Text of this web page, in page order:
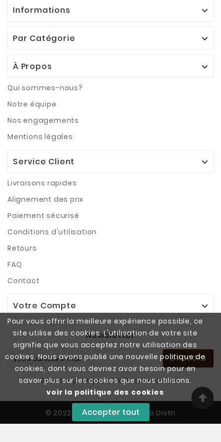
Pour vous offrir la meilleure expérience possible, ce
site utilise des cookies. L'utilisation de votre site
signifie que vous acceptez notre utilisation des
cookies. Nous avons publié une nouvelle politique de
cookies, dont vous devriez avoir besoin pour en
savoir plus sur les cookies que nous utilisons.
voir la politique des cookies
Accepter tout
Informations 
Par Catégorie 
À Propos 
Qui sommes-nous?
Notre équipe
Nos engagements
Mentions légales
Service Client 
Livraisons rapides
Alignement des prix
Paiement sécurisé
Conditions d'utilisation
Retours
FAQ
Contact
Votre Compte 
Newsletter
D'ACCORD
Désinscription possible à tout moment.
© 2022 - Copyright SAS Vapo Distri